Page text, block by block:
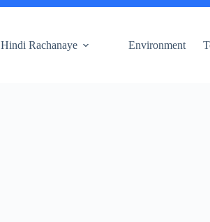
Hindi Rachanaye Environment